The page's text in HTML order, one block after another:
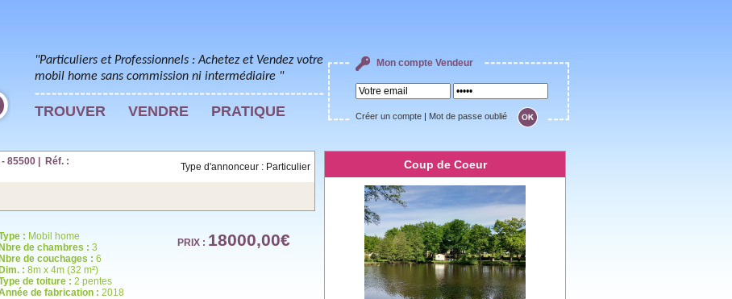
"Particuliers et Professionnels : Achetez et Vendez votre
mobil home sans commission ni intermédiaire "
TROUVER VENDRE PRATIQUE
Mon compte Vendeur
Créer un compte Mot de passe oublié
- 85500 | Réf. :
Type d'annonceur : Particulier
: Mobil home
Nbre de chambres : 3
Nbre de couchages : 6
Dim. : 8m x 4m (32 m²)
de toiture : 2 pentes
de fabrication : 2018
PRIX : 18000,00€
Coup de Coeur